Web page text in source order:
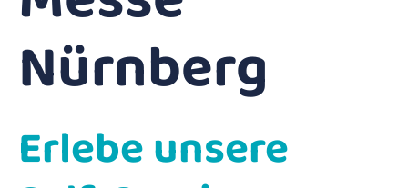
Nürnberg
Erlebe unsere